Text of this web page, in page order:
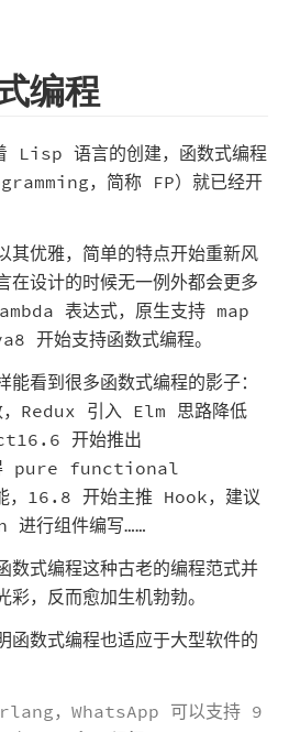
编程
Lisp 语言的创建，函数式编程
，简称 FP）就已经开
其优雅，简单的特点开始重新风
在设计的时候无一例外都会更多
表达式，原生支持 map
开始支持函数式编程。
看到很多函数式编程的影子：
，Redux 引入 Elm 思路降低
开始推出
pure functional
，16.8 开始主推 Hook，建议
行组件编写……
数式编程这种古老的编程范式并
，反而愈加生机勃勃。
函数式编程也适应于大型软件的
，WhatsApp 可以支持 9